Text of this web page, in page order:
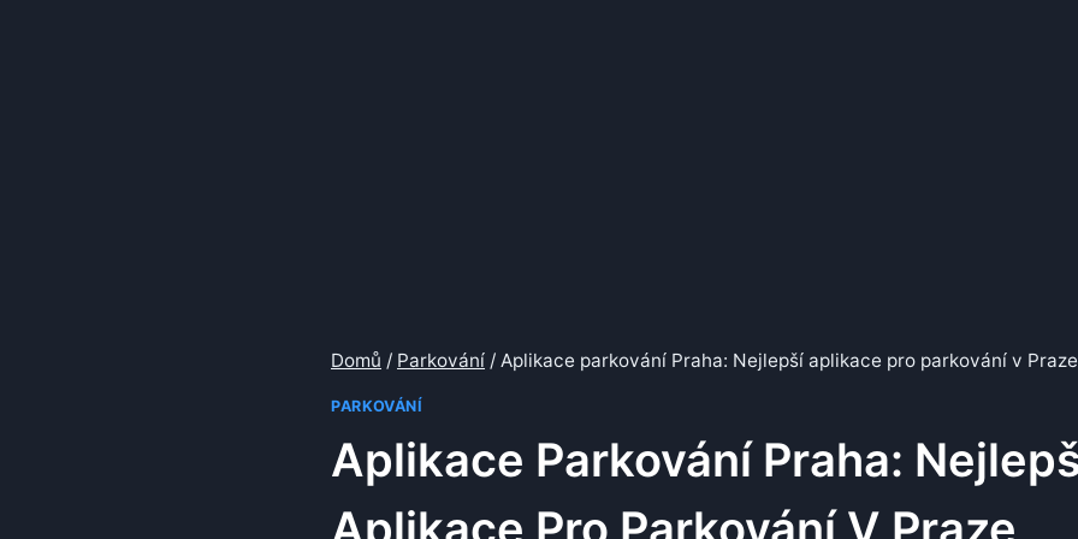
Domů / Parkování / Aplikace parkování Praha: Nejlepší aplikace pro parkování v Praze
PARKOVÁNÍ
Aplikace Parkování Praha: